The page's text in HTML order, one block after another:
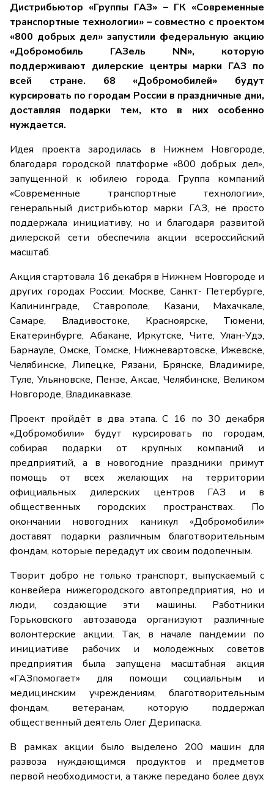
Дистрибьютор «Группы ГАЗ» – ГК «Современные
транспортные технологии» – совместно с проектом
«800 добрых дел» запустили федеральную акцию
«Добромобиль ГАЗель NN», которую
поддерживают дилерские центры марки ГАЗ по
всей стране. 68 «Добромобилей» будут
курсировать по городам России в праздничные дни,
доставляя подарки тем, кто в них особенно
нуждается.
Идея проекта зародилась в Нижнем Новгороде,
благодаря городской платформе «800 добрых дел»,
запущенной к юбилею города. Группа компаний
«Современные транспортные технологии»,
генеральный дистрибьютор марки ГАЗ, не просто
поддержала инициативу, но и благодаря развитой
дилерской сети обеспечила акции всероссийский
масштаб.
Акция стартовала 16 декабря в Нижнем Новгороде и
других городах России: Москве, Санкт- Петербурге,
Калининграде, Ставрополе, Казани, Махачкале,
Самаре, Владивостоке, Красноярске, Тюмени,
Екатеринбурге, Абакане, Иркутске, Чите, Улан-Удэ,
Барнауле, Омске, Томске, Нижневартовске, Ижевске,
Челябинске, Липецке, Рязани, Брянске, Владимире,
Туле, Ульяновске, Пензе, Аксае, Челябинске, Великом
Новгороде, Владикавказе.
Проект пройдёт в два этапа. С 16 по 30 декабря
«Добромобили» будут курсировать по городам,
собирая подарки от крупных компаний и
предприятий, а в новогодние праздники примут
помощь от всех желающих на территории
официальных дилерских центров ГАЗ и в
общественных городских пространствах. По
окончании новогодних каникул «Добромобили»
доставят подарки различным благотворительным
фондам, которые передадут их своим подопечным.
Творит добро не только транспорт, выпускаемый с
конвейера нижегородского автопредприятия, но и
люди, создающие эти машины. Работники
Горьковского автозавода организуют различные
волонтерские акции. Так, в начале пандемии по
инициативе рабочих и молодежных советов
предприятия была запущена масштабная акция
«ГАЗпомогает» для помощи социальным и
медицинским учреждениям, благотворительным
фондам, ветеранам, которую поддержал
общественный деятель Олег Дерипаска.
В рамках акции было выделено 200 машин для
развоза нуждающимся продуктов и предметов
первой необходимости, а также передано более двух